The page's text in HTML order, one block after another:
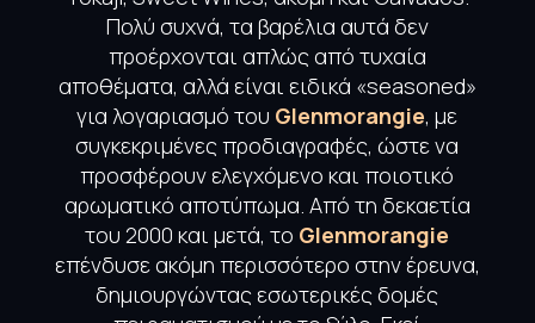
Πολύ συχνά, τα βαρέλια αυτά δεν
προέρχονται απλώς από τυχαία
αποθέματα, αλλά είναι ειδικά «seasoned»
για λογαριασμό του Glenmorangie, με
συγκεκριμένες προδιαγραφές, ώστε να
προσφέρουν ελεγχόμενο και ποιοτικό
αρωματικό αποτύπωμα. Από τη δεκαετία
του 2000 και μετά, το Glenmorangie
επένδυσε ακόμη περισσότερο στην έρευνα,
δημιουργώντας εσωτερικές δομές